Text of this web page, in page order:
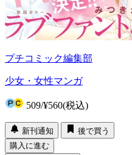
プチコミック編集部
少女・女性マンガ
509/¥560(税込)
新刊通知
後で買う
購入に進む